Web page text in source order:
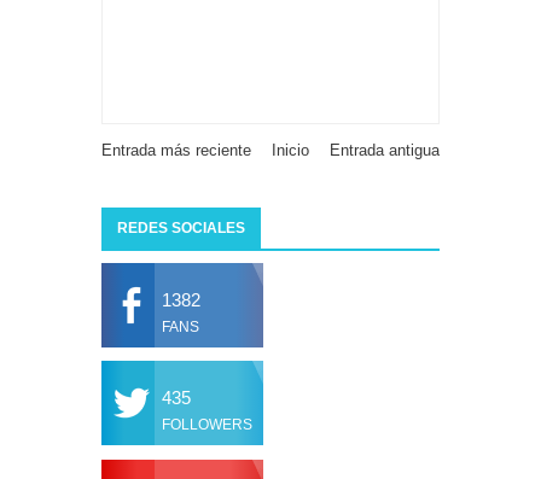
Entrada más reciente Entrada antigua
Inicio
REDES SOCIALES
1382
FANS
435
FOLLOWERS